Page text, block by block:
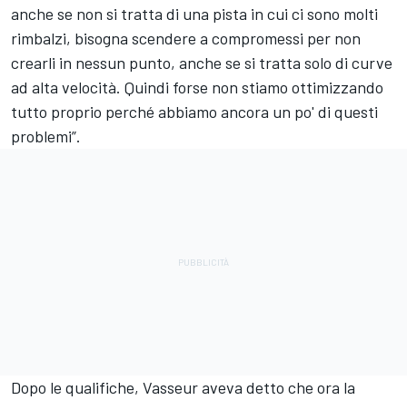
anche se non si tratta di una pista in cui ci sono molti
rimbalzi, bisogna scendere a compromessi per non
crearli in nessun punto, anche se si tratta solo di curve
ad alta velocità. Quindi forse non stiamo ottimizzando
tutto proprio perché abbiamo ancora un po' di questi
problemi”.
Dopo le qualifiche, Vasseur aveva detto che ora la